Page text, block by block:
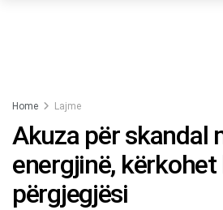
Home Lajme
Akuza për skandal
energjinë,
përgjegjësi